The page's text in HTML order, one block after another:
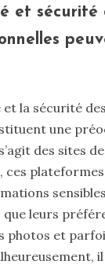
et sécurité
la sécurité
une
des sites
ces
leurs
photos et